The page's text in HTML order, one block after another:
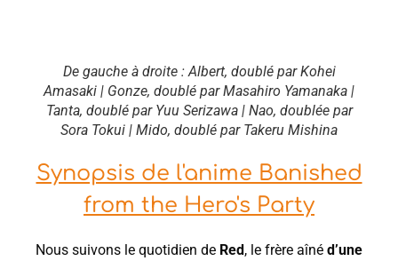
De gauche à droite : Albert, doublé par Kohei
Amasaki | Gonze, doublé par Masahiro Yamanaka |
Tanta, doublé par Yuu Serizawa | Nao, doublée par
Sora Tokui | Mido, doublé par Takeru Mishina
Synopsis de l'anime Banished
from the Hero's Party
Nous suivons le quotidien de Red, le frère aîné d’une